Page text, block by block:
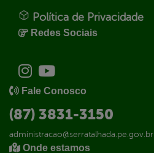
Política de Privacidade
Redes Sociais
Fale Conosco
(87) 3831-3150
administracao@serratalhada.pe.gov.br
Onde estamos